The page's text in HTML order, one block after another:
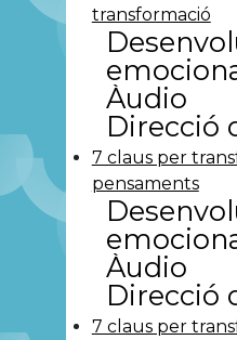
transformació
Àudio
Direcció
7 claus per
pensaments
Àudio
Direcció
7 claus per